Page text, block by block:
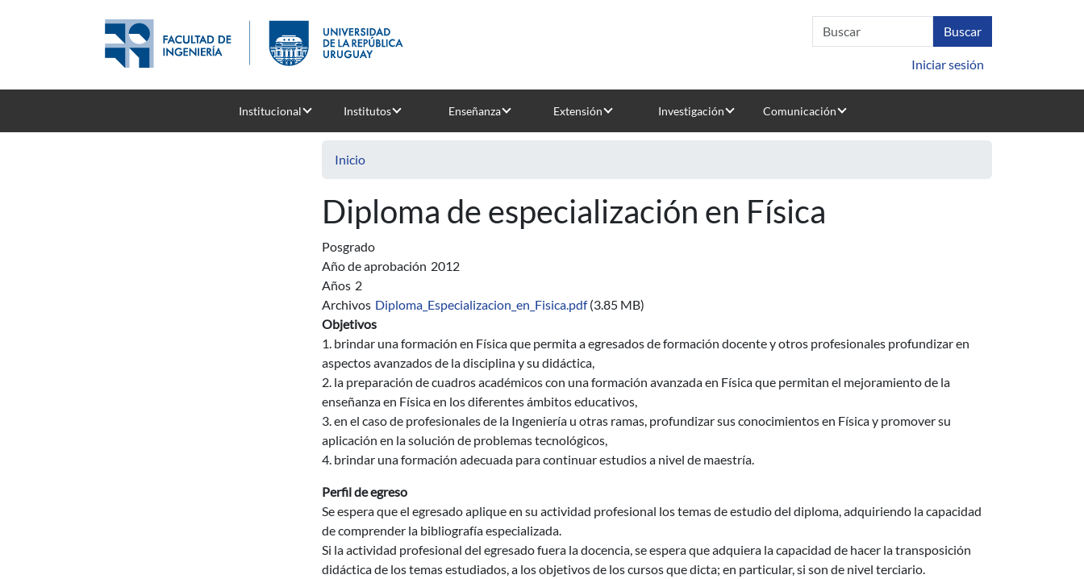
Iniciar sesión
Institucional Institutos Enseñanza Extensión Investigación Comunicación
Inicio
Diploma de especialización en Física
Posgrado
Año de aprobación 2012
Años 2
Archivos Diploma_Especializacion_en_Fisica.pdf (3.85 MB)
Objetivos
1. brindar una formación en Física que permita a egresados de formación docente y otros profesionales profundizar en
aspectos avanzados de la disciplina y su didáctica,
2. la preparación de cuadros académicos con una formación avanzada en Física que permitan el mejoramiento de la
enseñanza en Física en los diferentes ámbitos educativos,
3. en el caso de profesionales de la Ingeniería u otras ramas, profundizar sus conocimientos en Física y promover su
aplicación en la solución de problemas tecnológicos,
4. brindar una formación adecuada para continuar estudios a nivel de maestría.
Perfil de egreso
Se espera que el egresado aplique en su actividad profesional los temas de estudio del diploma, adquiriendo la capacidad
de comprender la bibliografía especializada.
Si la actividad profesional del egresado fuera la docencia, se espera que adquiera la capacidad de hacer la transposición
didáctica de los temas estudiados, a los objetivos de los cursos que dicta; en particular, si son de nivel terciario.